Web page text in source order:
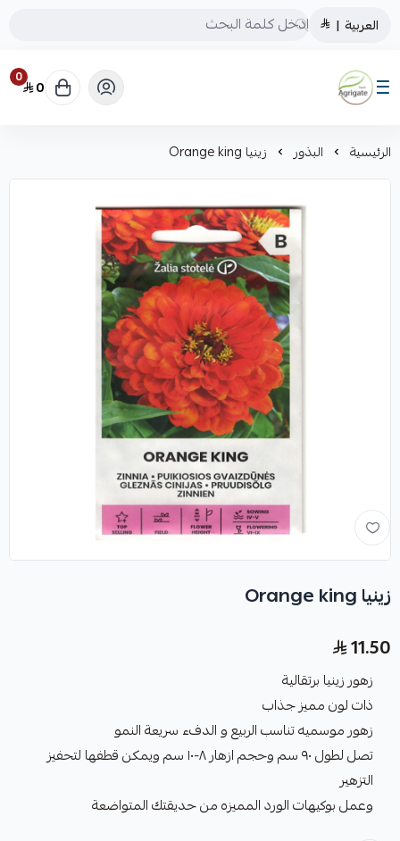
العربية |
Saudiagrigate
0 0
الرئيسية البذور زينيا Orange king
زينيا Orange king
11.50
زهور زينيا برتقالية
ذات لون مميز جذاب
زهور موسميه تناسب الربيع و الدفء سريعة النمو
تصل لطول ٩٠ سم وحجم ازهار ٨-١٠ سم ويمكن قطفها لتحفيز
التزهير
وعمل بوكيهات الورد المميزه من حديقتك المتواضعة